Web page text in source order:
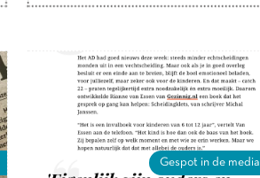
geding dat Rutgers aanspant
die leugens verspreidt over de
Week van de Lentekriebels …
Lees verder
Gespot in de media